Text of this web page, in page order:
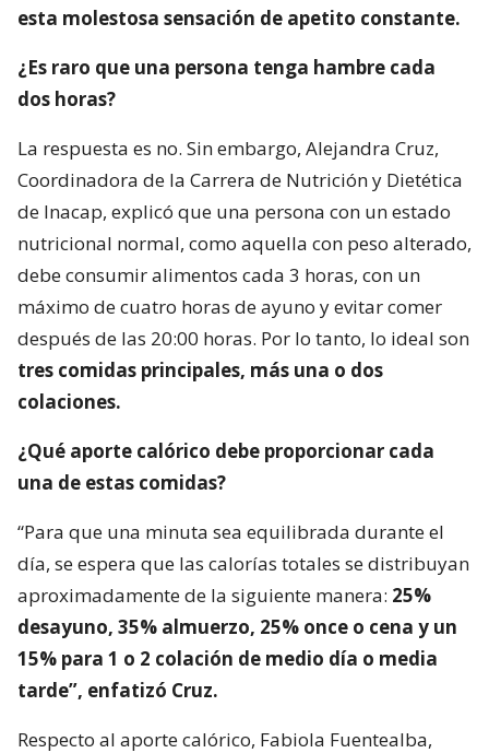
esta molestosa sensación de apetito constante.
¿Es raro que una persona tenga hambre cada
dos horas?
La respuesta es no. Sin embargo, Alejandra Cruz,
Coordinadora de la Carrera de Nutrición y Dietética
de Inacap, explicó que una persona con un estado
nutricional normal, como aquella con peso alterado,
debe consumir alimentos cada 3 horas, con un
máximo de cuatro horas de ayuno y evitar comer
después de las 20:00 horas. Por lo tanto, lo ideal son
tres comidas principales, más una o dos
colaciones.
¿Qué aporte calórico debe proporcionar cada
una de estas comidas?
“Para que una minuta sea equilibrada durante el
día, se espera que las calorías totales se distribuyan
aproximadamente de la siguiente manera: 25%
desayuno, 35% almuerzo, 25% once o cena y un
15% para 1 o 2 colación de medio día o media
tarde”, enfatizó Cruz.
Respecto al aporte calórico, Fabiola Fuentealba,